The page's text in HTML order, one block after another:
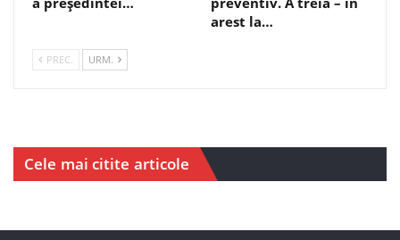
arest la…
PREC. URM.
Cele mai citite articole